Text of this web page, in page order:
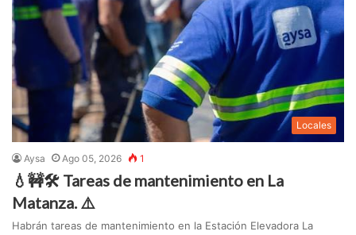
Locales
Aysa Ago 05, 2026 1
💧🚧🛠️ Tareas de mantenimiento en La
Matanza. ⚠️
Habrán tareas de mantenimiento en la Estación Elevadora La